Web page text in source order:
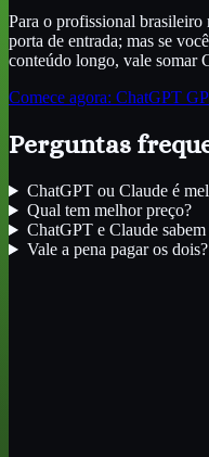
Para o profissional
porta de entrada; mas se
conteúdo longo, vale somar
Comece agora: ChatGPT
Perguntas
ChatGPT ou Claude é
Qual tem melhor preço?
ChatGPT e Claude
Vale a pena pagar os dois?